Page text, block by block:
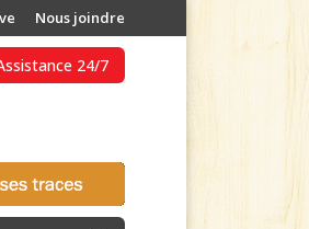
Nous joindre
24/7